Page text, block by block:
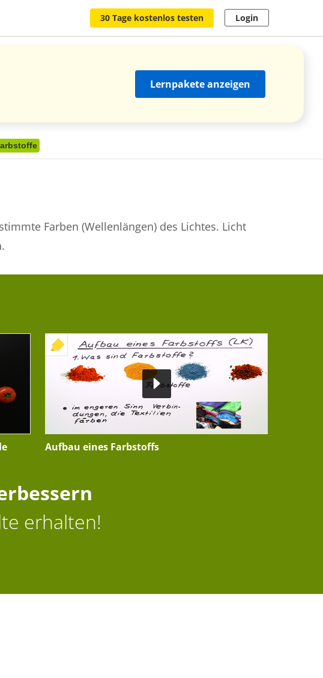
30 Tage kostenlos testen Login
Lernpakete anzeigen
Farben (Wellenlängen) des Lichtes. Licht
+ INTERAKTIVE ÜBUNG
Aufbau eines Farbstoffs
erhalten!